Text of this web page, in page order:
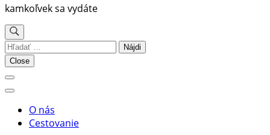
kamkoľvek sa vydáte
Hľadať:
Close
O nás
Cestovanie